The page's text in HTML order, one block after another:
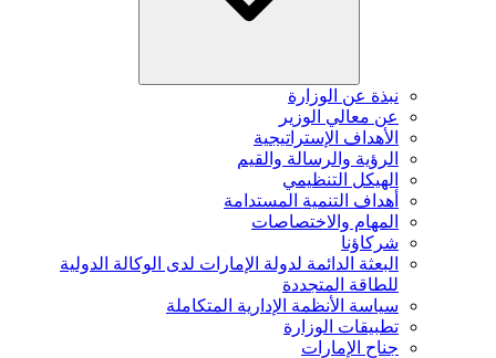
نبذة عن الوزارة
عن معالي الوزير
الأهداف الإستراتيجية
الرؤية والرسالة والقيم
الهيكل التنظيمي
أهداف التنمية المستدامة
المهام والاختصاصات
شركاؤنا
البعثة الدائمة لدولة الإمارات لدى الوكالة الدولية
للطاقة المتجددة
سياسة الأنظمة الإدارية المتكاملة
تطبيقات الوزارة
جناح الإمارات